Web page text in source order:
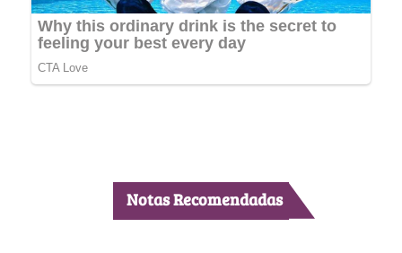
Notas Recomendadas